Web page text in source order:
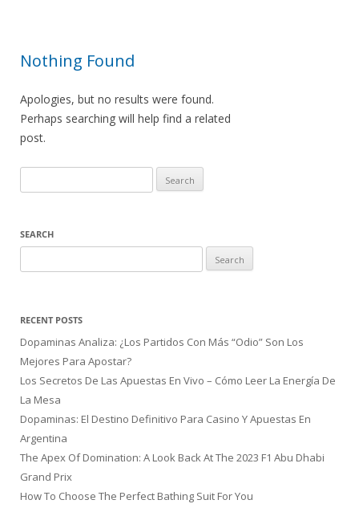
Nothing Found
Apologies, but no results were found.
Perhaps searching will help find a related
post.
for:
SEARCH
for:
RECENT POSTS
Dopaminas Analiza: ¿Los Partidos Con Más “Odio” Son Los
Mejores Para Apostar?
Los Secretos De Las Apuestas En Vivo – Cómo Leer La Energía De
La Mesa
Dopaminas: El Destino Definitivo Para Casino Y Apuestas En
Argentina
The Apex Of Domination: A Look Back At The 2023 F1 Abu Dhabi
Grand Prix
How To Choose The Perfect Bathing Suit For You